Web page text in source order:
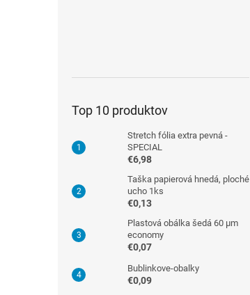
Top 10 produktov
Stretch fólia extra pevná -
SPECIAL
€6,98
Taška papierová hnedá, ploché
ucho 1ks
€0,13
Plastová obálka šedá 60 µm
economy
€0,07
Bublinkove-obalky
€0,09